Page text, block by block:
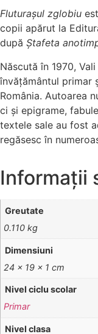
Fluturașul zglobiu
copii apărut la
după Ștafeta
Născută în 1970,
învățământul primar
România. Autoarea
ci și epigrame,
textele sale au fost
regăsesc în
Informații
Greutate
0.110 kg
Dimensiuni
24 × 19 × 1 cm
Nivel ciclu scolar
Primar
Nivel clasa